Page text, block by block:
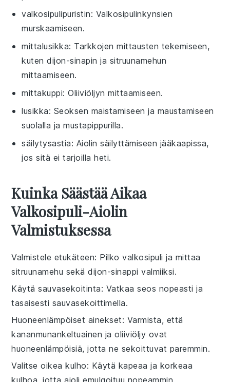
valkosipulipuristin: Valkosipulinkynsien
murskaamiseen.
mittalusikka: Tarkkojen mittausten tekemiseen,
kuten dijon-sinapin ja sitruunamehun
mittaamiseen.
mittakuppi: Oliiviöljyn mittaamiseen.
lusikka: Seoksen maistamiseen ja maustamiseen
suolalla ja mustapippurilla.
säilytysastia: Aiolin säilyttämiseen jääkaapissa,
jos sitä ei tarjoilla heti.
Kuinka Säästää Aikaa
Valkosipuli-Aiolin
Valmistuksessa
Valmistele etukäteen: Pilkovalkosipuli ja mittaa
sitruunamehu sekädijon-sinappi valmiiksi.
Käytä sauvasekoitinta: Vatkaa seos nopeasti ja
tasaisesti sauvasekoittimella.
Huoneenlämpöiset ainekset: Varmista, että
kananmunankeltuainen jaoliiviöljy ovat
huoneenlämpöisiä, jotta ne sekoittuvat paremmin.
Valitse oikea kulho: Käytä kapeaa ja korkeaa
kulhoa, jottaaioli emulgoituu nopeammin.